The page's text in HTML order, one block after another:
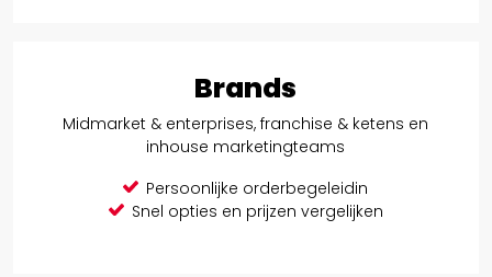
Brands
Midmarket & enterprises, franchise & ketens en
inhouse marketingteams
Persoonlijke orderbegeleidin
Snel opties en prijzen vergelijken